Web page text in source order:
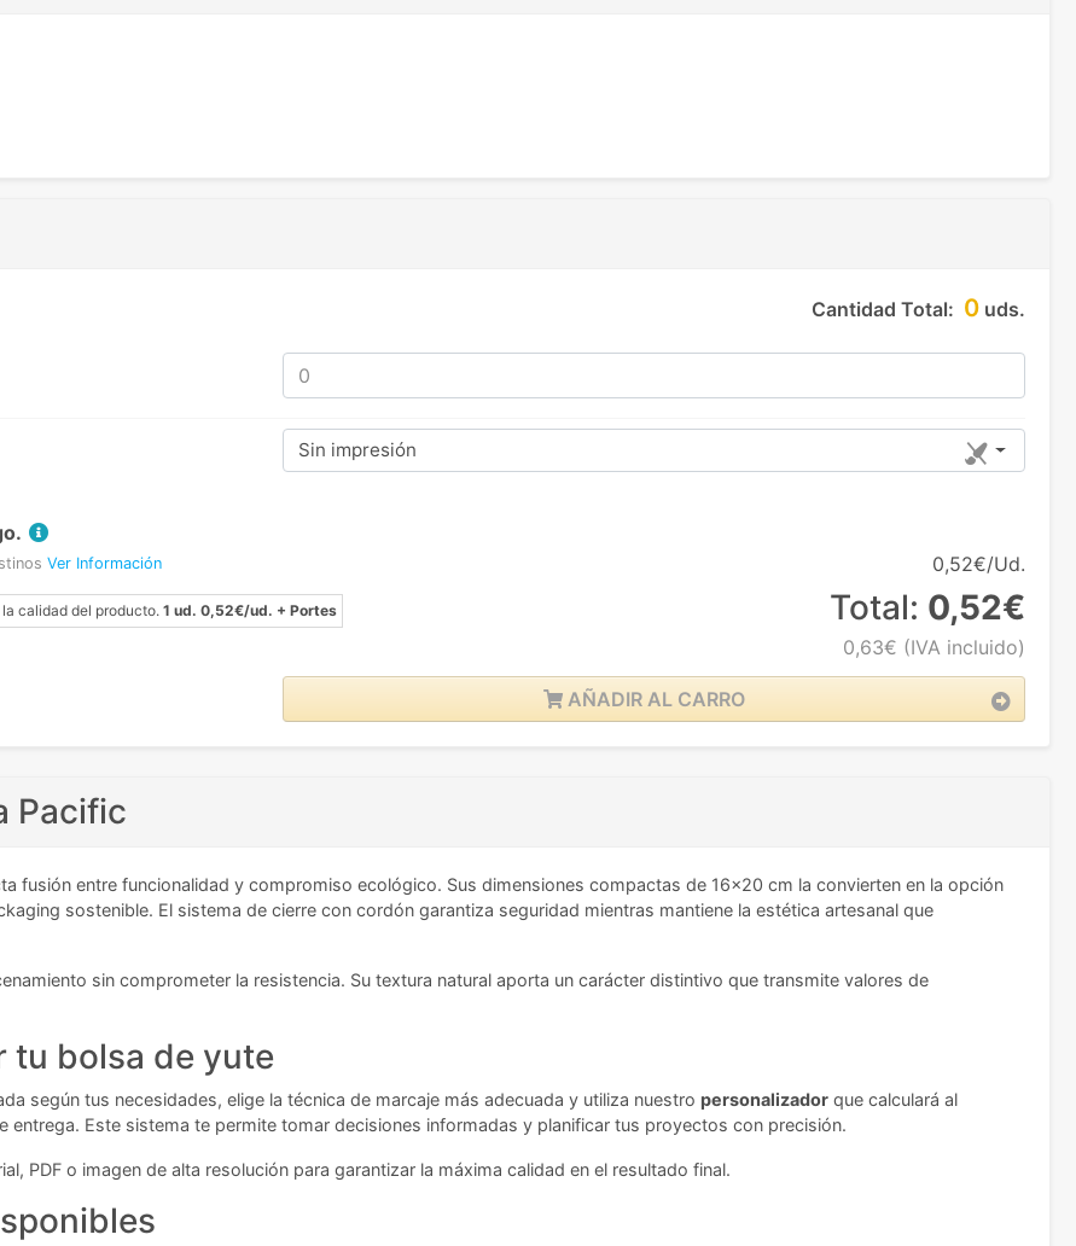
Cantidad Total: 0 uds.
Sin impresión
Ver Información
calidad del producto. 1 ud. 0,52€/ud. + Portes
0,52€/Ud.
Total: 0,52€
0,63€ (IVA incluido)
AÑADIR AL CARRO
Pacific
fusión entre funcionalidad y compromiso ecológico. Sus dimensiones compactas de 16x20 cm la convierten en la opción
sostenible. El sistema de cierre con cordón garantiza seguridad mientras mantiene la estética artesanal que
sin comprometer la resistencia. Su textura natural aporta un carácter distintivo que transmite valores de
tu bolsa de yute
según tus necesidades, elige la técnica de marcaje más adecuada y utiliza nuestro personalizador que calculará al
entrega. Este sistema te permite tomar decisiones informadas y planificar tus proyectos con precisión.
PDF o imagen de alta resolución para garantizar la máxima calidad en el resultado final.